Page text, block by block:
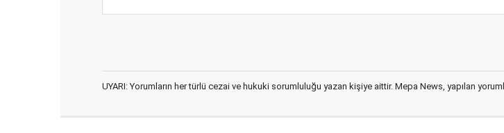
UYARI: Yorumların her türlü cezai ve hukuki sorumluluğu yazan kişiye aittir. Mepa News, yapılan